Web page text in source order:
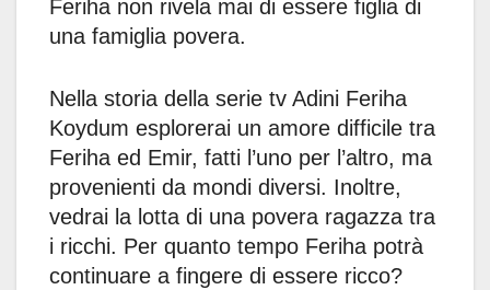
Feriha non rivela mai di essere figlia di
una famiglia povera.
Nella storia della serie tv Adini Feriha
Koydum esplorerai un amore difficile tra
Feriha ed Emir, fatti l’uno per l’altro, ma
provenienti da mondi diversi. Inoltre,
vedrai la lotta di una povera ragazza tra
i ricchi. Per quanto tempo Feriha potrà
continuare a fingere di essere ricco?